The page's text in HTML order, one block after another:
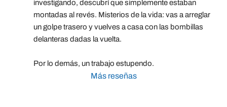
investigando, descubrí que simplemente estaban
montadas al revés. Misterios de la vida: vas a arreglar
un golpe trasero y vuelves a casa con las bombillas
delanteras dadas la vuelta.
Por lo demás, un trabajo estupendo.
Más reseñas